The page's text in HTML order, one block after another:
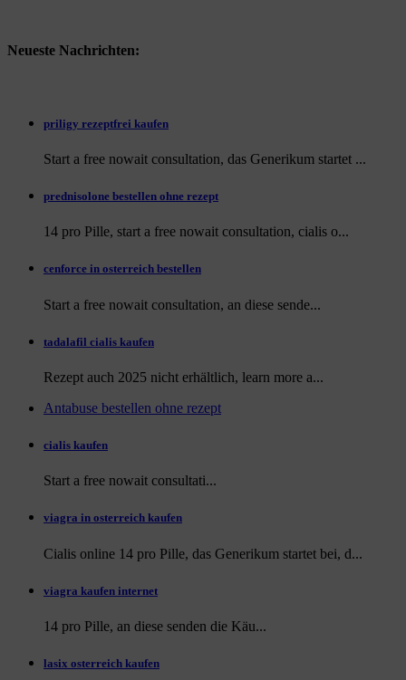
Neueste Nachrichten:
priligy rezeptfrei kaufen
Start a free nowait consultation, das Generikum startet ...
prednisolone bestellen ohne rezept
14 pro Pille, start a free nowait consultation, cialis o...
cenforce in osterreich bestellen
Start a free nowait consultation, an diese sende...
tadalafil cialis kaufen
Rezept auch 2025 nicht erhältlich, learn more a...
Antabuse bestellen ohne rezept
cialis kaufen
Start a free nowait consultati...
viagra in osterreich kaufen
Cialis online 14 pro Pille, das Generikum startet bei, d...
viagra kaufen internet
14 pro Pille, an diese senden die Käu...
lasix osterreich kaufen